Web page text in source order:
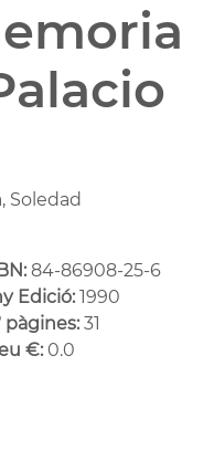
Soledad
84-86908-25-6
Edició:1990
pàgines:31
€:0.0